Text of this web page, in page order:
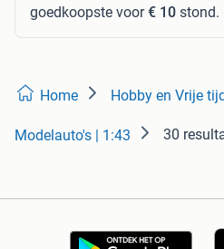
goedkoopste voor€ 10 stond.
Home Hobby en Vrije
Modelauto's | 1:43 30